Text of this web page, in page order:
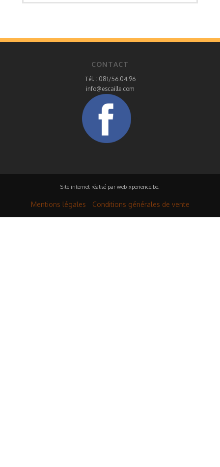
CONTACT
Tél. : 081/56.04.96
info@escaille.com
Site internet réalisé par web-xperience.be.
Mentions légales Conditions générales de vente